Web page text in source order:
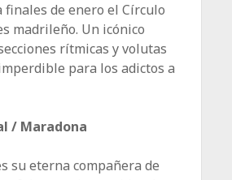
finales de enero el Círculo
madrileño. Un icónico
rítmicas y volutas
para los adictos a
/ Maradona
su eterna compañera de